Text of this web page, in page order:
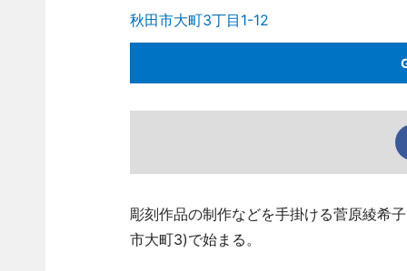
秋田市大町3丁目1-12
彫刻作品の制作などを手掛ける菅原綾希
市大町3)で始まる。